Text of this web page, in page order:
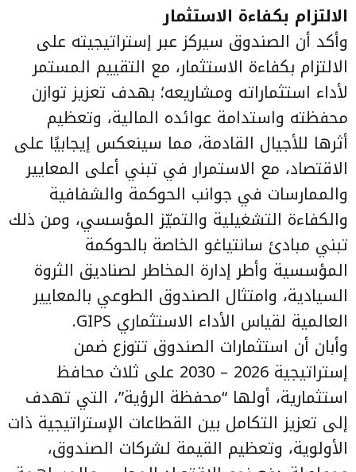
الالتزام بكفاءة الاستثمار
وأكد أن الصندوق سيركز عبر إستراتيجيته على
الالتزام بكفاءة الاستثمار، مع التقييم المستمر
لأداء استثماراته ومشاريعه؛ بهدف تعزيز توازن
محفظته واستدامة عوائده المالية، وتعظيم
أثرها للأجيال القادمة، مما سينعكس إيجابيًا على
الاقتصاد، مع الاستمرار في تبني أعلى المعايير
والممارسات في جوانب الحوكمة والشفافية
والكفاءة التشغيلية والتميّز المؤسسي، ومن ذلك
تبني مبادئ سانتياغو الخاصة بالحوكمة
المؤسسية وأطر إدارة المخاطر لصناديق الثروة
السيادية، وامتثال الصندوق الطوعي بالمعايير
العالمية لقياس الأداء الاستثماري GIPS.
وأبان أن استثمارات الصندوق تتوزع ضمن
إستراتيجية 2026 – 2030 على ثلاث محافظ
استثمارية، أولها “محفظة الرؤية”، التي تهدف
إلى تعزيز التكامل بين القطاعات الإستراتيجية ذات
الأولوية، وتعظيم القيمة لشركات الصندوق،